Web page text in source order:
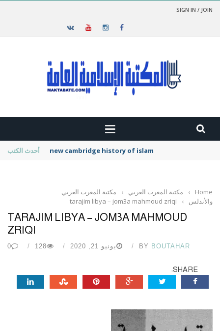
SIGN IN / JOIN
أحدث الكتب new cambridge history of islam
Home
› مكتبة المغرب العربي ›
مكتبة المغرب العربي
والأندلس
›
tarajim libya – jom3a mahmoud zriqi
TARAJIM LIBYA – JOM3A MAHMOUD
ZRIQI
BY BOUTAHAR يونيو 21, 2020 128
0
SHARE: